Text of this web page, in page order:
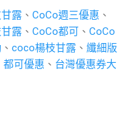
露 、 CoCo週三優惠 、
露 、 CoCo都可 、 CoCo
、 coco楊枝甘露 、 纖細版
都可優惠 、 台灣優惠券大